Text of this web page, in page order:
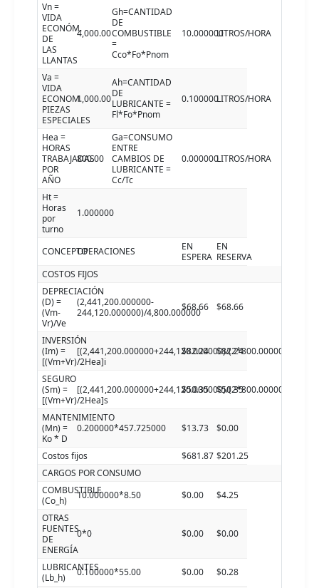
Vn =
VIDA
ECONÓM.
DE
LAS
LLANTAS
4,000.00
Gh=CANTIDAD
DE
COMBUSTIBLE
=
Cco*Fo*Pnom
10.000000LITROS/HORA
Va =
VIDA
ECONOM.
PIEZAS
ESPECIALES
1,000.00
Ah=CANTIDAD
DE
LUBRICANTE =
Fl*Fo*Pnom
0.100000LITROS/HORA
Hea =
HORAS
TRABAJADAS
POR
AÑO
800.00
Ga=CONSUMO
ENTRE
CAMBIOS DE
LUBRICANTE =
Cc/Tc
0.000000LITROS/HORA
Ht =
Horas
por
turno
1.000000
CONCEPTOOPERACIONES
EN
ESPERA
EN
RESERVA
COSTOS FIJOS
DEPRECIACIÓN
(D) =
(Vm-
Vr)/Ve
(2,441,200.000000-
244,120.000000)/4,800.000000
$68.66 $68.66
INVERSIÓN
(Im) =
[(Vm+Vr)/2Hea]i
[(2,441,200.000000+244,120.000000)/
$82.24 $82.24
SEGURO
(Sm) =
[(Vm+Vr)/2Hea]s
[(2,441,200.000000+244,120.000000)/
$50.35 $50.35
MANTENIMIENTO
(Mn) =
Ko * D
0.200000*457.725000 $13.73 $0.00
Costos fijos $681.87 $201.25
CARGOS POR CONSUMO
COMBUSTIBLE
(Co_h)
10.000000*8.50 $0.00
$4.25
OTRAS
FUENTES
DE
ENERGÍA
0*0 $0.00 $0.00
LUBRICANTES
(Lb_h)
0.100000*55.00 $0.00
$0.28